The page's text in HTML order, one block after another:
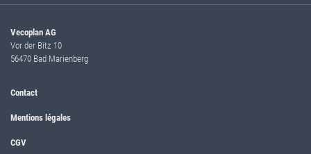
Vecoplan AG
Vor der Bitz 10
56470 Bad Marienberg
Contact
Mentions légales
CGV